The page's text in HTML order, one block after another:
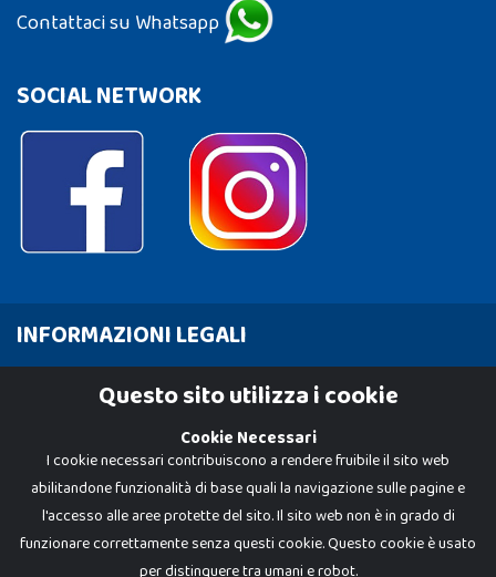
Contattaci su Whatsapp
SOCIAL NETWORK
INFORMAZIONI LEGALI
Cookie PolicyQuesto sito utilizza i cookie
Cookie Necessari
I cookie necessari contribuiscono a rendere fruibile il sito web
abilitandone funzionalità di base quali la navigazione sulle pagine e
l'accesso alle aree protette del sito. Il sito web non è in grado di
funzionare correttamente senza questi cookie. Questo cookie è usato
per distinguere tra umani e robot.